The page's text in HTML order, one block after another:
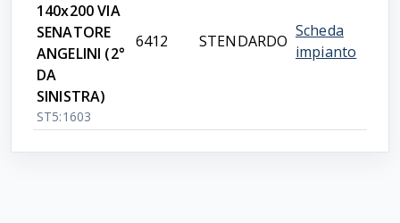
140x200 VIA
SENATORE
ANGELINI (2°
DA
SINISTRA)
ST5:1603
6412 STENDARDO
Scheda
impianto